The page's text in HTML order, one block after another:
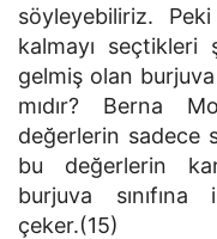
söyleyebiliriz.
kalmayı seçtikleri
gelmiş olan burjuva
mıdır? Berna
değerlerin sadece
bu değerlerin
burjuva sınıfına
çeker.(15)